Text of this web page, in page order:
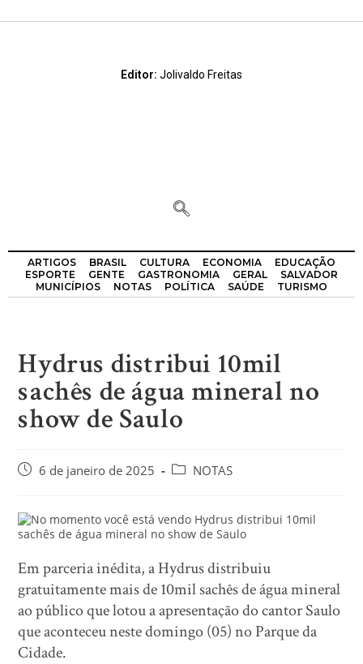
Editor: Jolivaldo Freitas
ARTIGOS BRASIL CULTURA ECONOMIA
EDUCAÇÃO
ESPORTE
GENTE GASTRONOMIA GERAL
SALVADOR
MUNICÍPIOS
NOTAS POLÍTICA SAÚDE TURISMO
Hydrus distribui 10mil
sachês de água mineral no
show de Saulo
6 de janeiro de 2025 NOTAS
Em parceria inédita, a Hydrus distribuiu
gratuitamente mais de 10mil sachês de água mineral
ao público que lotou a apresentação do cantor Saulo
que aconteceu neste domingo (05) no Parque da
Cidade.